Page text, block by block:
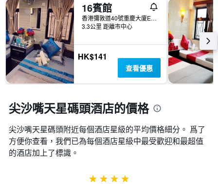
16賓館
香港彌敦道40號重慶大廈E座16字樓E1室
3.3公里 距離市中心
HK$141
查看優惠
尖沙嘴天星碼頭酒店的價格
尖沙嘴天星碼頭附近每個酒店星級的平均價格細分。 爲了
方便你查看，我們已為每個酒店星級中最受歡迎和最超值
的酒店加上了標識。
4星級